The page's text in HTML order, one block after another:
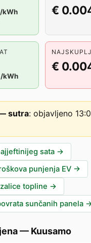
/kWh
€
/kWh
€
sutra: objavljeno
sata →
punjenja EV →
topline →
sunčanih panela
— Kuusamo